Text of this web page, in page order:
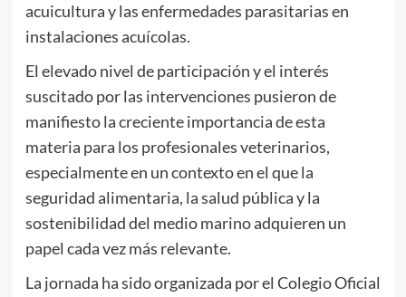
acuicultura y las enfermedades parasitarias en
instalaciones acuícolas.
El elevado nivel de participación y el interés
suscitado por las intervenciones pusieron de
manifiesto la creciente importancia de esta
materia para los profesionales veterinarios,
especialmente en un contexto en el que la
seguridad alimentaria, la salud pública y la
sostenibilidad del medio marino adquieren un
papel cada vez más relevante.
La jornada ha sido organizada por el Colegio Oficial